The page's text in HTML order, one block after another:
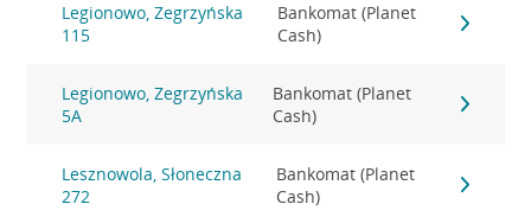
Legionowo, Zegrzyńska
115
Bankomat (Planet
Cash)
Legionowo, Zegrzyńska
5A
Bankomat (Planet
Cash)
Lesznowola, Słoneczna
272
Bankomat (Planet
Cash)